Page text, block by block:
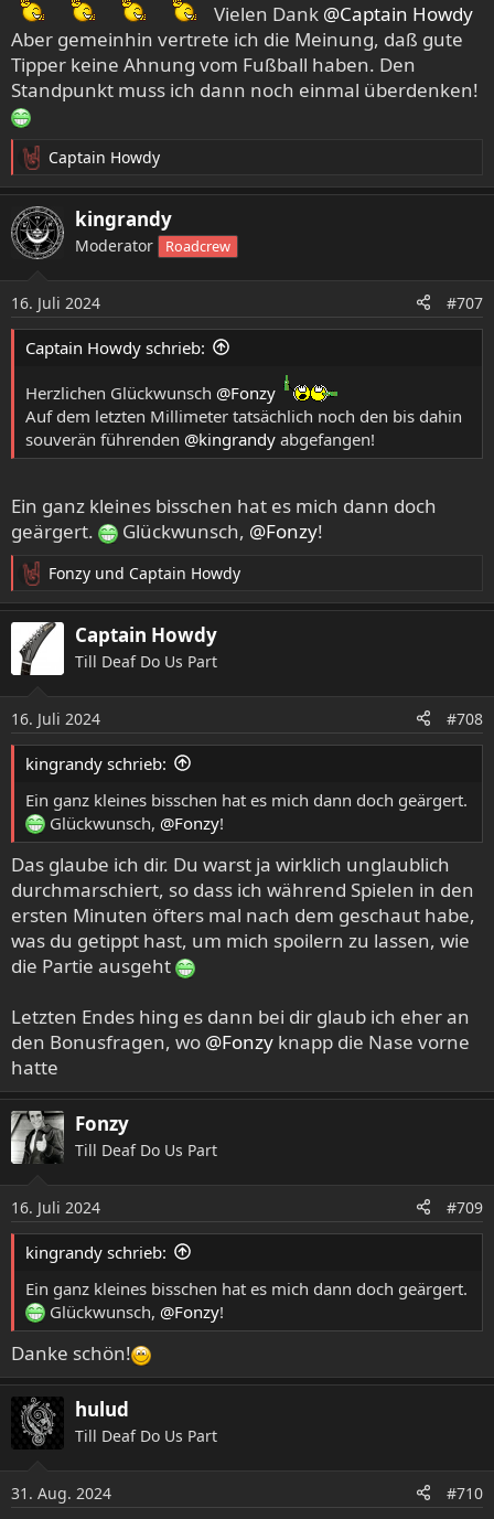
Vielen Dank @Captain Howdy
Aber gemeinhin vertrete ich die Meinung, daß gute
Tipper keine Ahnung vom Fußball haben. Den
Standpunkt muss ich dann noch einmal überdenken!
R
e
a
k
t
n
e
n
Captain Howdy
kingrandy
Moderator Roadcrew
16. Juli 2024 #707
Captain Howdy schrieb:
Herzlichen Glückwunsch @Fonzy
Auf dem letzten Millimeter tatsächlich noch den bis dahin
souverän führenden @kingrandy abgefangen!
Ein ganz kleines bisschen hat es mich dann doch
geärgert.
Glückwunsch, @Fonzy!
R
e
a
k
t
n
e
n
Fonzy und Captain Howdy
Captain Howdy
Till Deaf Do Us Part
16. Juli 2024 #708
kingrandy schrieb:
Ein ganz kleines bisschen hat es mich dann doch geärgert.
Glückwunsch, @Fonzy!
Das glaube ich dir. Du warst ja wirklich unglaublich
durchmarschiert, so dass ich während Spielen in den
ersten Minuten öfters mal nach dem geschaut habe,
was du getippt hast, um mich spoilern zu lassen, wie
die Partie ausgeht
Letzten Endes hing es dann bei dir glaub ich eher an
den Bonusfragen, wo @Fonzy knapp die Nase vorne
hatte
Fonzy
Till Deaf Do Us Part
16. Juli 2024 #709
kingrandy schrieb:
Ein ganz kleines bisschen hat es mich dann doch geärgert.
Glückwunsch, @Fonzy!
Danke schön!
hulud
Till Deaf Do Us Part
31. Aug. 2024 #710